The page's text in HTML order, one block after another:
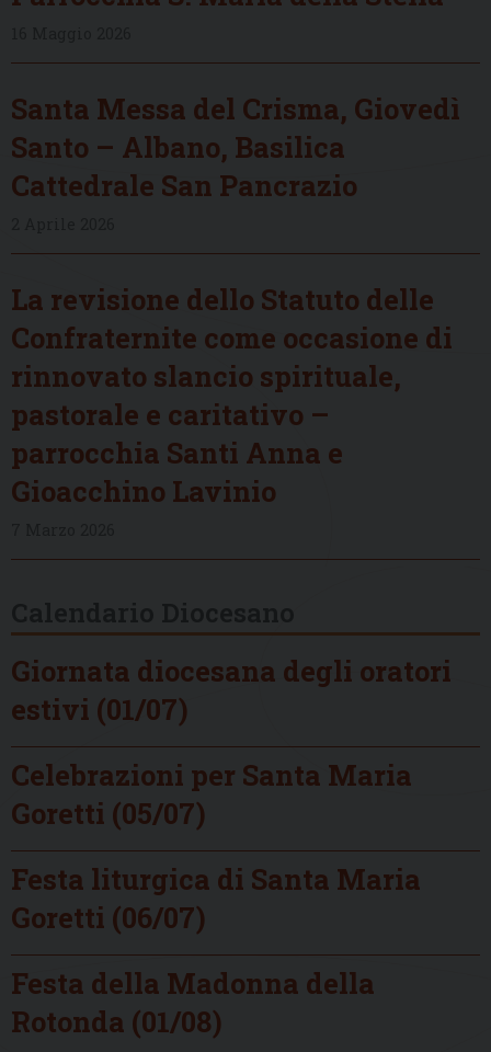
Santa Messa del Crisma, Giovedì
Santo – Albano, Basilica
Cattedrale San Pancrazio
La revisione dello Statuto delle
Confraternite come occasione di
rinnovato slancio spirituale,
pastorale e caritativo –
parrocchia Santi Anna e
Gioacchino Lavinio
Giornata diocesana degli oratori
estivi (01/07)
Celebrazioni per Santa Maria
Goretti (05/07)
Festa liturgica di Santa Maria
Goretti (06/07)
Festa della Madonna della
Rotonda (01/08)